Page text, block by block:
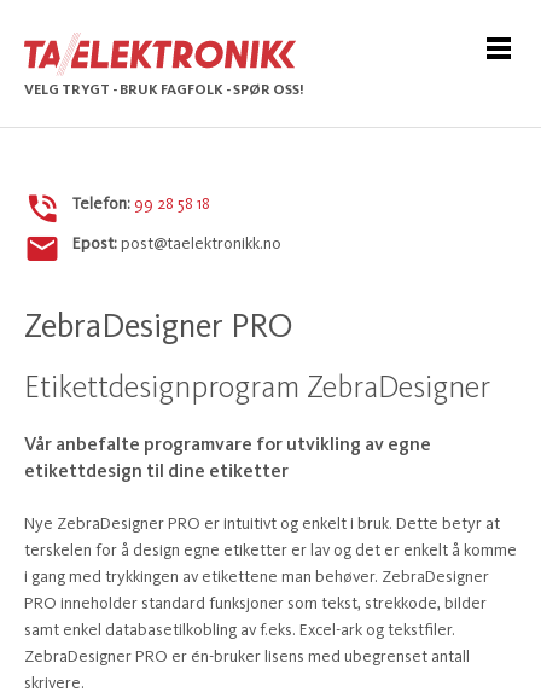
VELG TRYGT - BRUK FAGFOLK - SPØR OSS!
Telefon: 99 28 58 18
Epost:post@taelektronikk.no
ZebraDesigner PRO
Etikettdesignprogram ZebraDesigner
Vår anbefalte programvare for utvikling av egne
etikettdesign til dine etiketter
Nye ZebraDesigner PRO er intuitivt og enkelt i bruk. Dette betyr at
terskelen for å design egne etiketter er lav og det er enkelt å komme
i gang med trykkingen av etikettene man behøver. ZebraDesigner
PRO inneholder standard funksjoner som tekst, strekkode, bilder
samt enkel databasetilkobling av f.eks. Excel-ark og tekstfiler.
ZebraDesigner PRO er én-bruker lisens med ubegrenset antall
skrivere.